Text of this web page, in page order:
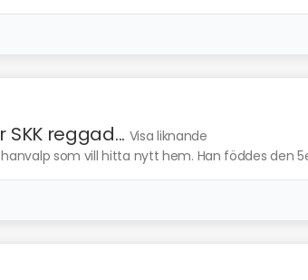
reggad... Visa liknande
som vill hitta nytt hem. Han föddes den